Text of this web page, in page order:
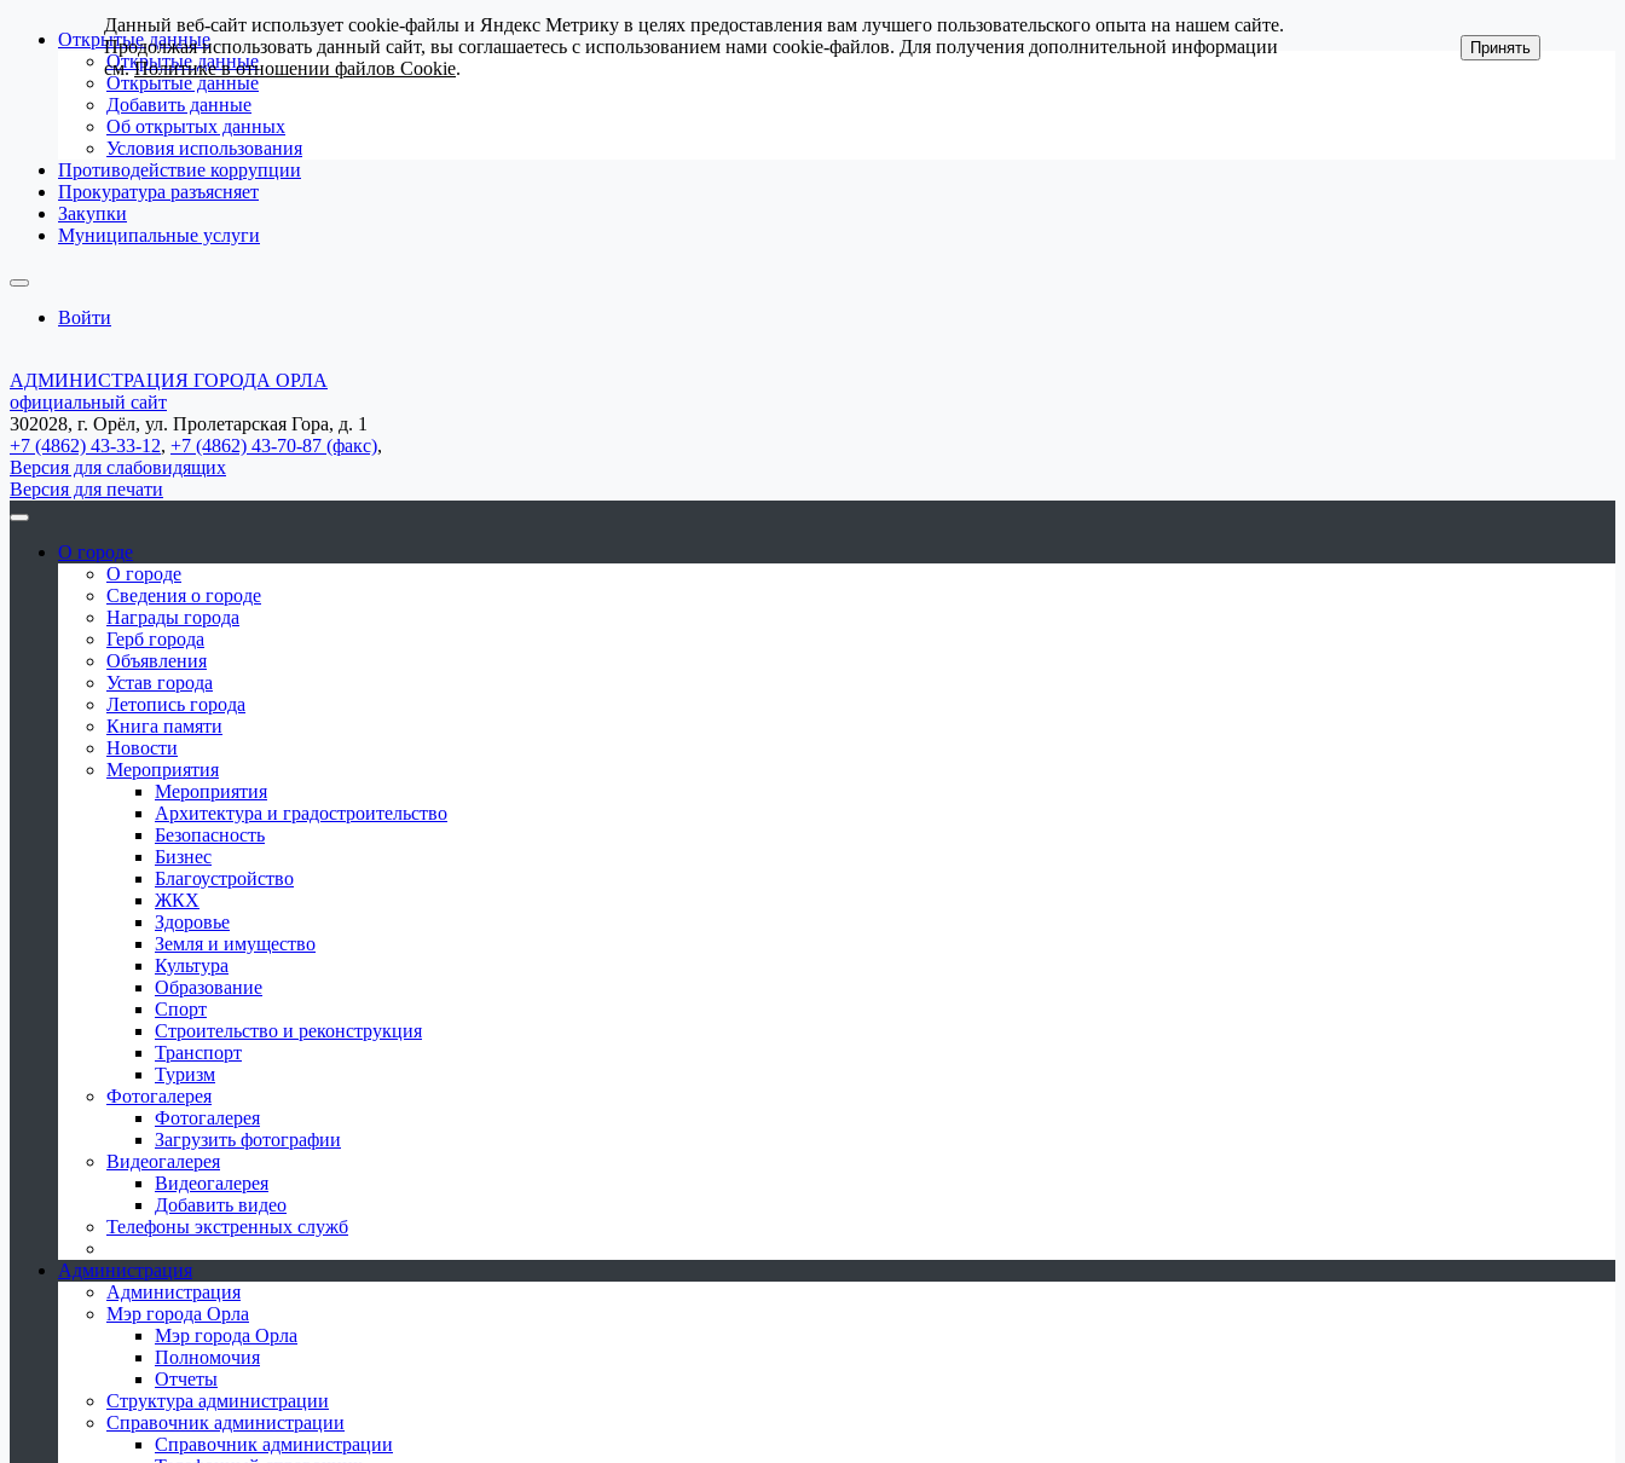
Открытые данные
Открытые данные
Открытые данные
Добавить данные
Об открытых данных
Условия использования
Противодействие коррупции
Прокуратура разъясняет
Закупки
Муниципальные услуги
Войти
АДМИНИСТРАЦИЯ ГОРОДА ОРЛА
официальный сайт
302028, г. Орёл, ул. Пролетарская Гора, д. 1
+7 (4862) 43-33-12, +7 (4862) 43-70-87 (факс),
Версия для слабовидящих
Версия для печати
О городе
О городе
Сведения о городе
Награды города
Герб города
Объявления
Устав города
Летопись города
Книга памяти
Новости
Мероприятия
Мероприятия
Архитектура и градостроительство
Безопасность
Бизнес
Благоустройство
ЖКХ
Здоровье
Земля и имущество
Культура
Образование
Спорт
Строительство и реконструкция
Транспорт
Туризм
Фотогалерея
Фотогалерея
Загрузить фотографии
Видеогалерея
Видеогалерея
Добавить видео
Телефоны экстренных служб
Администрация
Администрация
Мэр города Орла
Мэр города Орла
Полномочия
Отчеты
Структура администрации
Справочник администрации
Справочник администрации
Данный веб-сайт использует cookie-файлы и Яндекс Метрику в целях предоставления вам лучшего пользовательского опыта на нашем сайте.
Продолжая использовать данный сайт, вы соглашаетесь с использованием нами cookie-файлов. Для получения дополнительной информации
см.Политике в отношении файлов Cookie.
Принять